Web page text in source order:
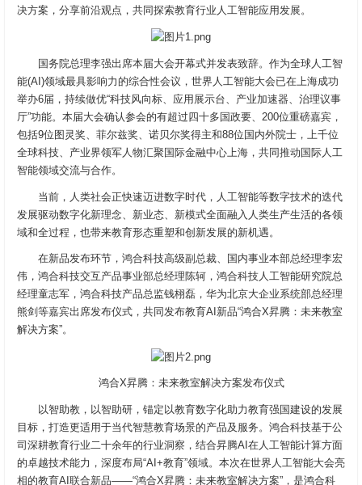
决方案，分享前沿观点，共同探索教育行业人工智能应用发展。
国务院总理李强出席本届大会开幕式并发表致辞。作为全球人工智
能(AI)领域最具影响力的综合性会议，世界人工智能大会已在上海成功
举办6届，持续做优“科技风向标、应用展示台、产业加速器、治理议事
厅”功能。本届大会确认参会的有超过四十多国政要、200位重磅嘉宾，
包括9位图灵奖、菲尔兹奖、诺贝尔奖得主和88位国内外院士，上千位
全球科技、产业界领军人物汇聚国际金融中心上海，共同推动国际人工
智能领域交流与合作。
当前，人类社会正快速迈进数字时代，人工智能等数字技术的迭代
发展驱动数字化新理念、新业态、新模式全面融入人类生产生活的各领
域和全过程，也带来教育形态重塑和创新发展的新机遇。
在新品发布环节，鸿合科技高级副总裁、国内事业本部总经理李宏
伟，鸿合科技交互产品事业部总经理陈轲，鸿合科技人工智能研究院总
经理童志军，鸿合科技产品总监钱栩磊，华为北京大企业系统部总经理
熊剑等嘉宾出席发布仪式，共同发布教育AI新品“鸿合X昇腾：未来教室
解决方案”。
鸿合X昇腾：未来教室解决方案发布仪式
以智助教，以智助研，锚定以教育数字化助力教育强国建设的发展
目标，打造更适用于当代智慧教育场景的产品及服务。鸿合科技基于公
司深耕教育行业二十余年的行业洞察，结合昇腾AI在人工智能计算方面
的卓越技术能力，深度布局“AI+教育”领域。本次在世界人工智能大会亮
相的教育AI联合新品——“鸿合X昇腾：未来教室解决方案”，是鸿合科